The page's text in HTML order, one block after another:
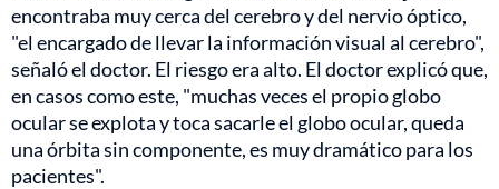
encontraba muy cerca del cerebro y del nervio óptico,
"el encargado de llevar la información visual al cerebro",
señaló el doctor. El riesgo era alto. El doctor explicó que,
en casos como este, "muchas veces el propio globo
ocular se explota y toca sacarle el globo ocular, queda
una órbita sin componente, es muy dramático para los
pacientes".